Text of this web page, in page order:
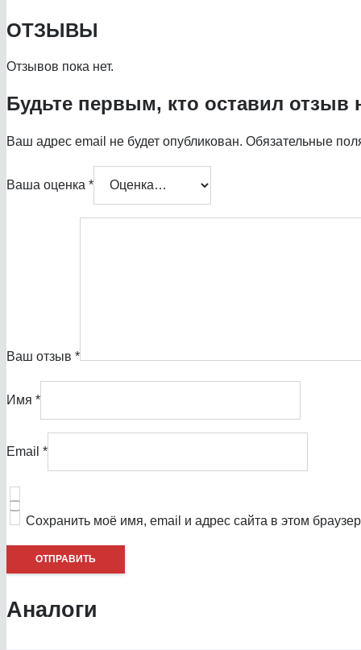
ОТЗЫВЫ
Отзывов пока нет.
Будьте первым, кто оставил отзыв
Ваш адрес email не будет опубликован. Обязательные
Ваша оценка *
Ваш отзыв *
Имя *
Email *
Сохранить моё имя, email и адрес сайта в этом
Аналоги